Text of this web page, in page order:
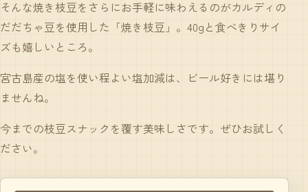
そんな焼き枝豆をさらにお手軽に味わえるのがカルディの
だだちゃ豆を使用した「焼き枝豆」。40gと食べきりサイ
ズも嬉しいところ。
宮古島産の塩を使い程よい塩加減は、ビール好きには堪り
ませんね。
今までの枝豆スナックを覆す美味しさです。ぜひお試しく
ださい。